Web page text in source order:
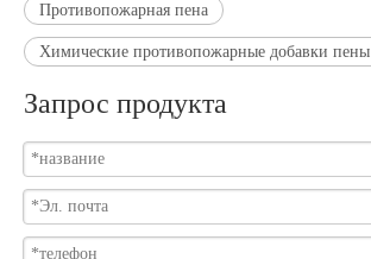
Противопожарная пена
Химические противопожарные добавки пены
Запрос продукта